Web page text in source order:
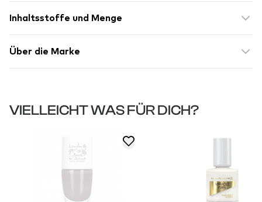
Inhaltsstoffe und Menge
Über die Marke
VIELLEICHT WAS FÜR DICH?